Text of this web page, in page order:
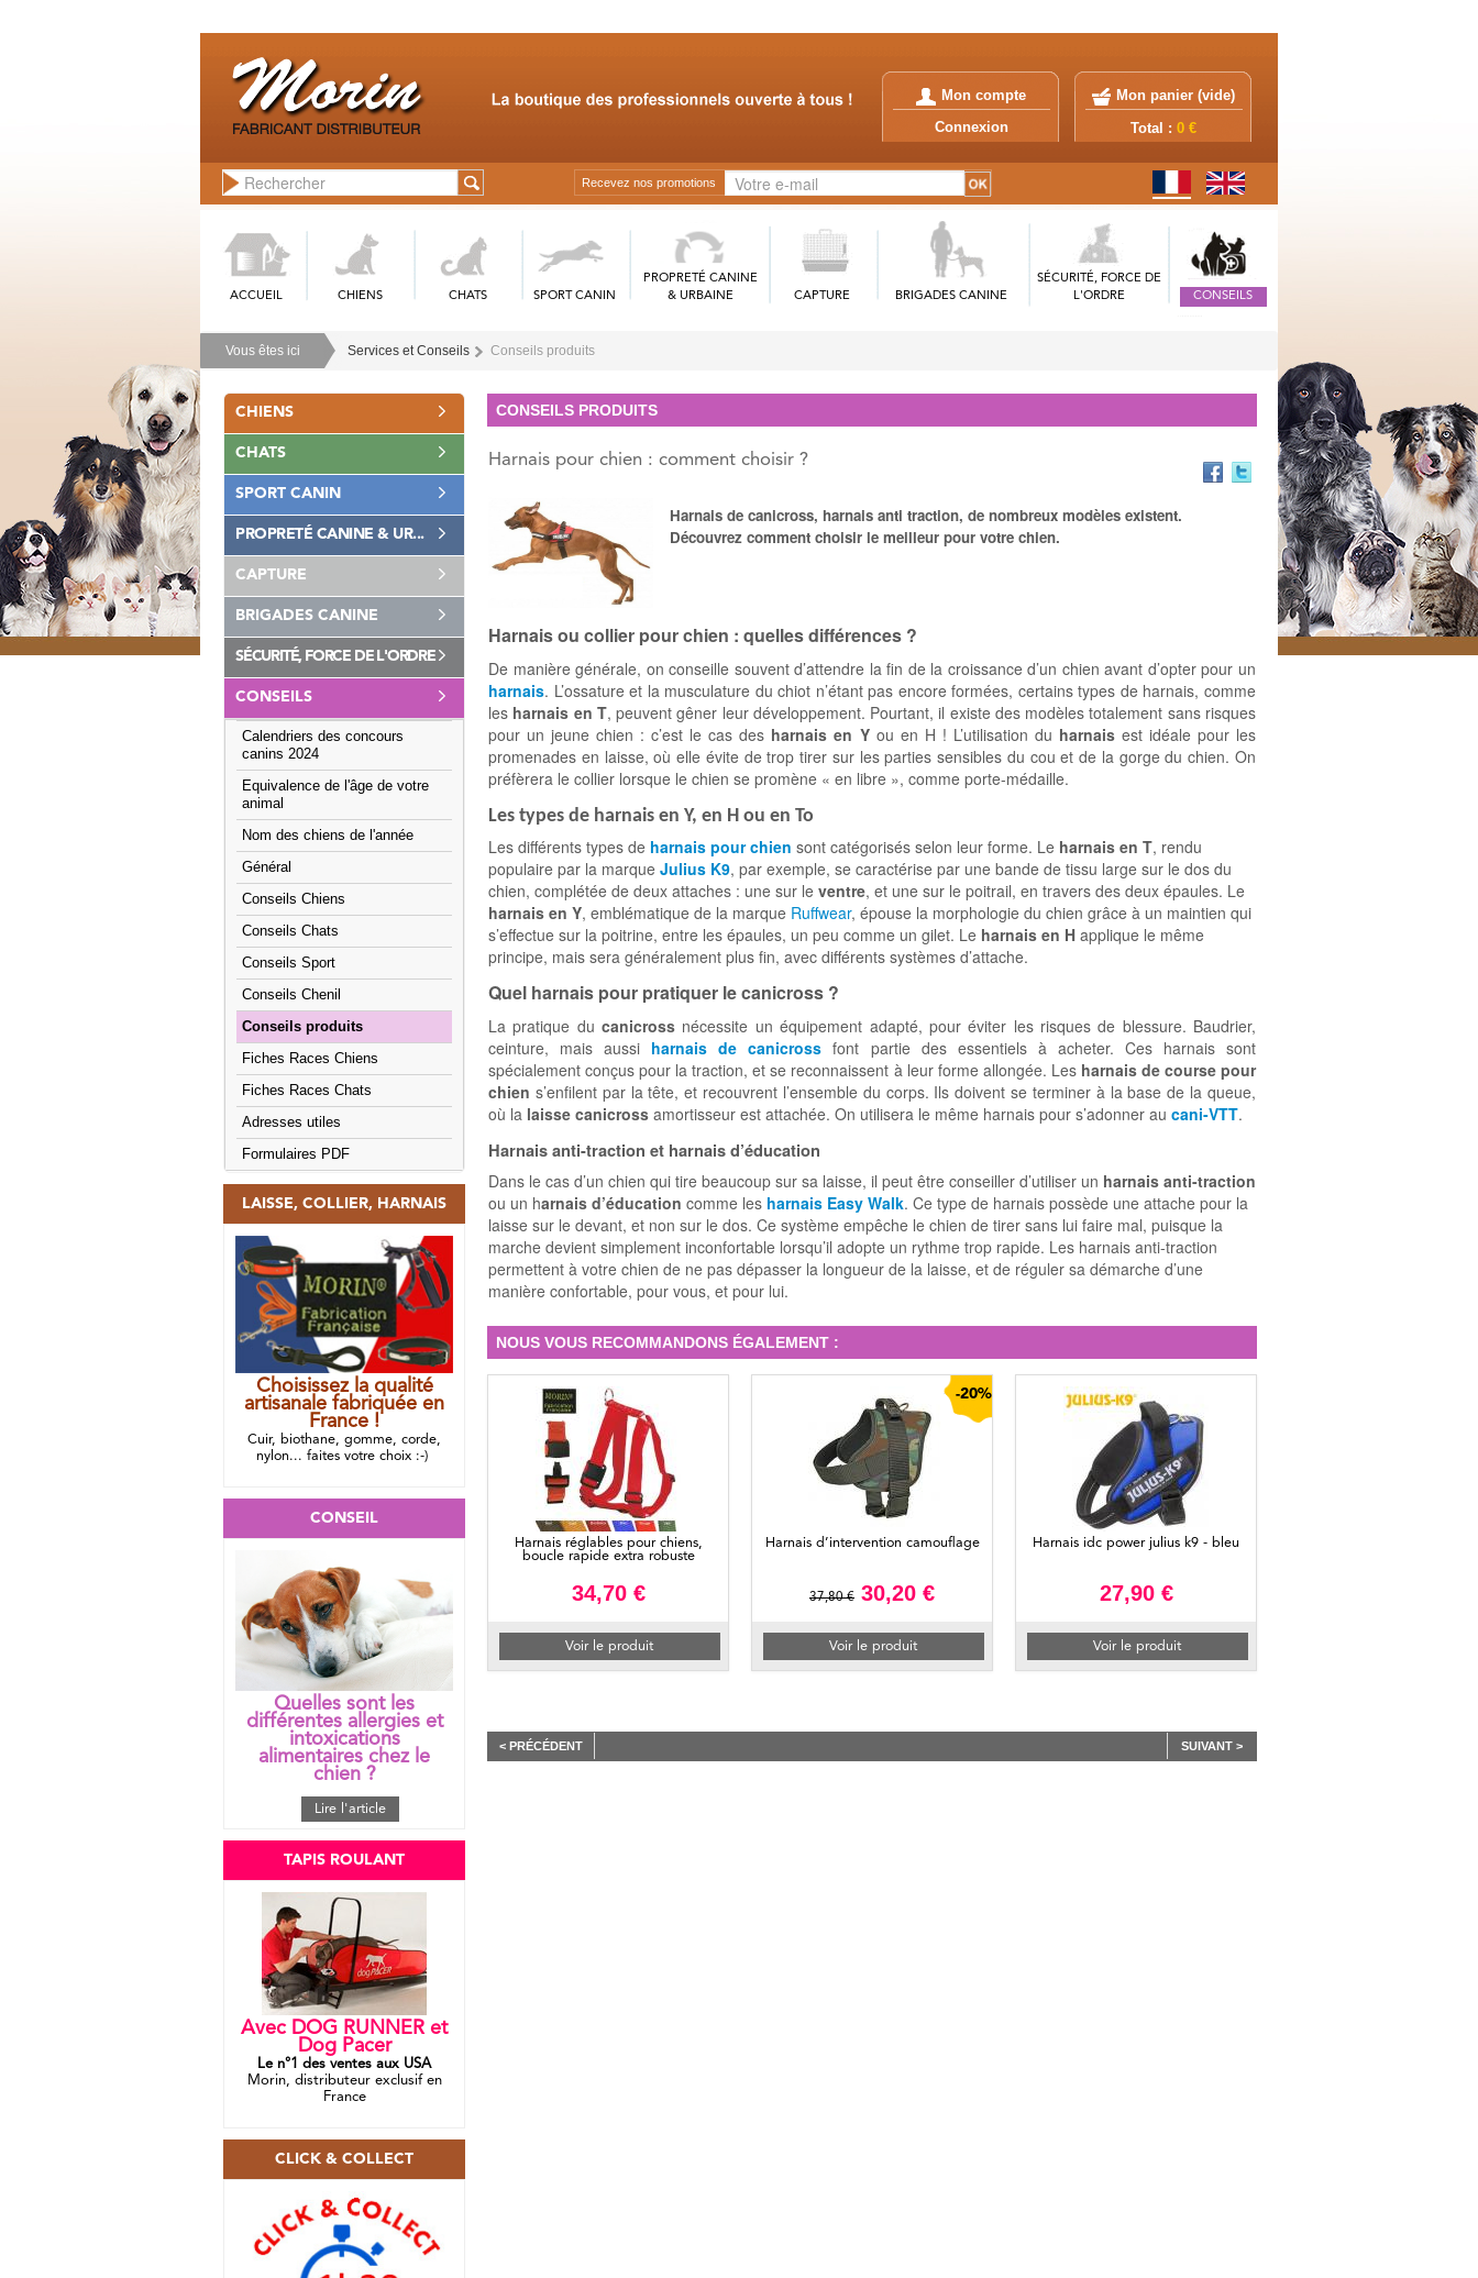
Mon compte
Connexion
Mon panier (vide)
Total : 0 €
Recevez nos promotions
ACCUEIL CHIENS CHATS SPORT CANIN
PROPRETÉ CANINE
& URBAINE
CAPTURE BRIGADES CANINE
SÉCURITÉ, FORCE DE
L'ORDRE
CONSEILS
Vous êtes ici Services et Conseils Conseils produits
CHIENS
CHATS
SPORT CANIN
PROPRETÉ CANINE & UR...
CAPTURE
BRIGADES CANINE
SÉCURITÉ, FORCE DE L'ORDRE
CONSEILS
Calendriers des concours
canins 2024
Equivalence de l'âge de votre
animal
Nom des chiens de l'année
Général
Conseils Chiens
Conseils Chats
Conseils Sport
Conseils Chenil
Conseils produits
Fiches Races Chiens
Fiches Races Chats
Adresses utiles
Formulaires PDF
LAISSE, COLLIER, HARNAIS
Choisissez la qualité
artisanale fabriquée en
France !
Cuir, biothane, gomme, corde,
nylon... faites votre choix :-)
CONSEIL
Quelles sont les
différentes allergies et
intoxications
alimentaires chez le
chien ?
Lire l'article
TAPIS ROULANT
Avec DOG RUNNER et
Dog Pacer
Le n°1 des ventes aux USA
Morin, distributeur exclusif en
France
CLICK & COLLECT
CONSEILS PRODUITS
Harnais pour chien : comment choisir ?
Harnais de canicross, harnais anti traction, de nombreux modèles existent.
Découvrez comment choisir le meilleur pour votre chien.
Harnais ou collier pour chien : quelles différences ?
De manière générale, on conseille souvent d’attendre la fin de la croissance d’un chien avant d’opter pour un
harnais. L’ossature et la musculature du chiot n’étant pas encore formées, certains types de harnais, comme
les harnais en T, peuvent gêner leur développement. Pourtant, il existe des modèles totalement sans risques
pour un jeune chien : c’est le cas des harnais en You en H ! L’utilisation du harnaisest idéale pour les
promenades en laisse, où elle évite de trop tirer sur les parties sensibles du cou et de la gorge du chien. On
préfèrera le collier lorsque le chien se promène « en libre », comme porte-médaille.
Les types de harnais en Y, en H ou en To
Les différents types de harnais pour chien sont catégorisés selon leur forme. Le harnais en T, rendu
populaire par la marque Julius K9, par exemple, se caractérise par une bande de tissu large sur le dos du
chien, complétée de deux attaches : une sur le ventre, et une sur le poitrail, en travers des deux épaules. Le
harnais en Y, emblématique de la marque Ruffwear, épouse la morphologie du chien grâce à un maintien qui
s’effectue sur la poitrine, entre les épaules, un peu comme un gilet. Le harnais en H applique le même
principe, mais sera généralement plus fin, avec différents systèmes d’attache.
Quel harnais pour pratiquer le canicross ?
La pratique ducanicross nécessite un équipement adapté, pour éviter les risques de blessure. Baudrier,
ceinture, mais aussi harnais de canicross font partie des essentiels à acheter. Ces harnais sont
spécialement conçus pour la traction, et se reconnaissent à leur forme allongée. Les harnais de course pour
chien s’enfilent par la tête, et recouvrent l’ensemble du corps. Ils doivent se terminer à la base de la queue,
où la laisse canicross amortisseur est attachée. On utilisera le même harnais pour s’adonner au cani-VTT.
Harnais anti-traction et harnais d’éducation
Dans le cas d’un chien qui tire beaucoup sur sa laisse, il peut être conseiller d’utiliser un harnais anti-traction
ou un harnais d’éducation comme les harnais Easy Walk. Ce type de harnais possède une attache pour la
laisse sur le devant, et non sur le dos. Ce système empêche le chien de tirer sans lui faire mal, puisque la
marche devient simplement inconfortable lorsqu’il adopte un rythme trop rapide. Les harnais anti-traction
permettent à votre chien de ne pas dépasser la longueur de la laisse, et de réguler sa démarche d’une
manière confortable, pour vous, et pour lui.
NOUS VOUS RECOMMANDONS ÉGALEMENT :
Harnais réglables pour chiens,
boucle rapide extra robuste
34,70 €
Voir le produit
-20%
Harnais d’intervention camouflage
37,80 € 30,20 €
Voir le produit
Harnais idc power julius k9 - bleu
27,90 €
Voir le produit
< PRÉCÉDENT SUIVANT >